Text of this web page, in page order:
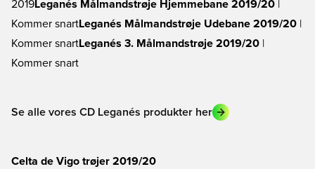
2019Leganés Målmandstrøje Hjemmebane 2019/20
Kommer snartLeganés Målmandstrøje Udebane 2019/20
Kommer snartLeganés 3. Målmandstrøje 2019/20
Kommer snart
Se alle vores CD Leganés produkter her
Celta de Vigo trøjer 2019/20